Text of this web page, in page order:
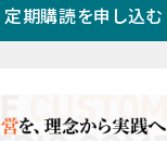
定期購読を申し込む